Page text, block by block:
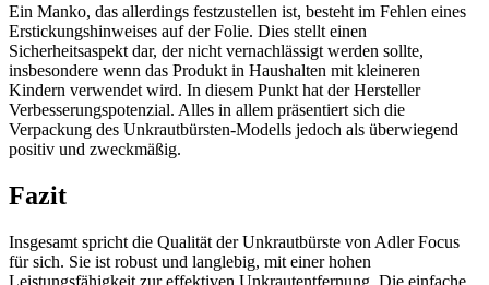
Ein Manko, das allerdings festzustellen ist, besteht im Fehlen eines
Erstickungshinweises auf der Folie. Dies stellt einen
Sicherheitsaspekt dar, der nicht vernachlässigt werden sollte,
insbesondere wenn das Produkt in Haushalten mit kleineren
Kindern verwendet wird. In diesem Punkt hat der Hersteller
Verbesserungspotenzial. Alles in allem präsentiert sich die
Verpackung des Unkrautbürsten-Modells jedoch als überwiegend
positiv und zweckmäßig.
Fazit
Insgesamt spricht die Qualität der Unkrautbürste von Adler Focus
für sich. Sie ist robust und langlebig, mit einer hohen
Leistungsfähigkeit zur effektiven Unkrautentfernung. Die einfache